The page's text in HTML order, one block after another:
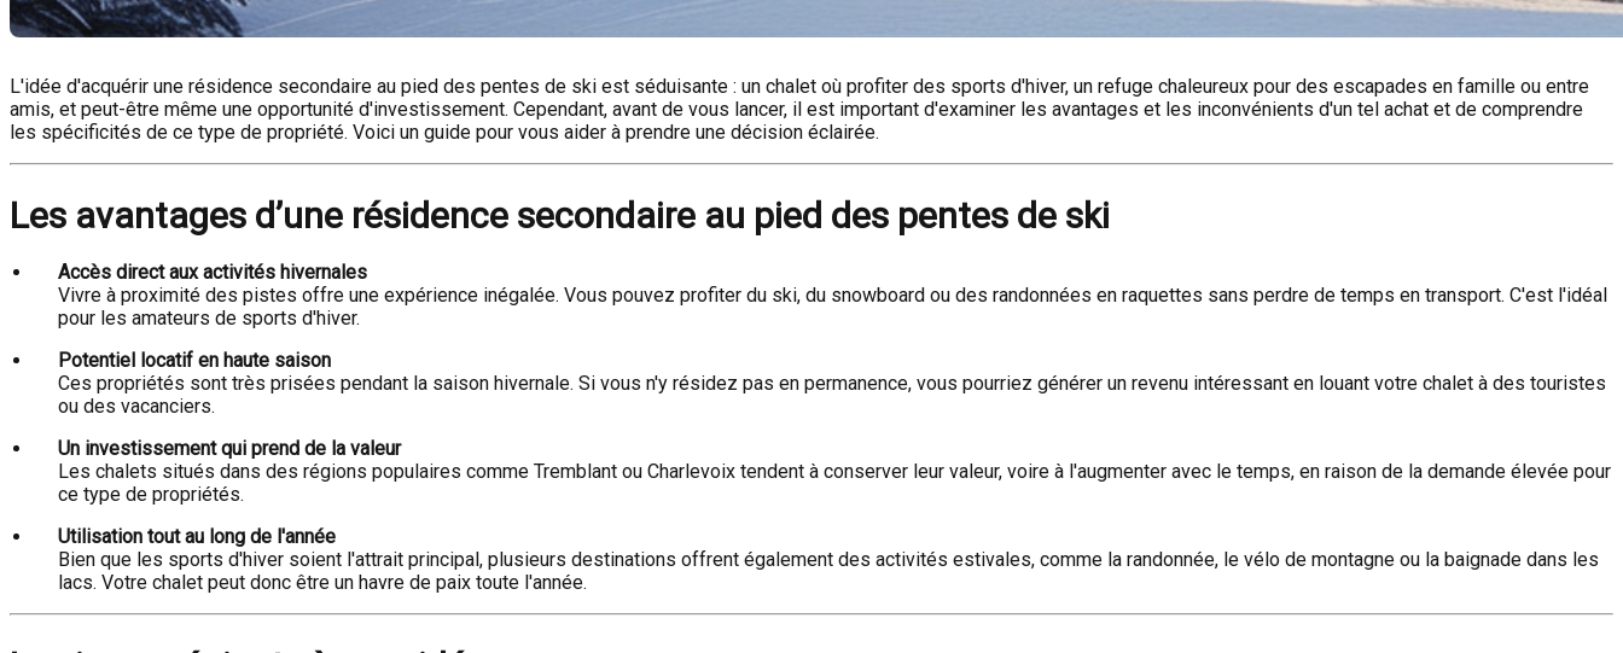
L'idée d'acquérir une résidence secondaire au pied des pentes de ski est séduisante : un chalet où profiter des sports d'hiver, un refuge chaleureux pour des escapades en famille ou entre
amis, et peut-être même une opportunité d'investissement. Cependant, avant de vous lancer, il est important d'examiner les avantages et les inconvénients d'un tel achat et de comprendre
les spécificités de ce type de propriété. Voici un guide pour vous aider à prendre une décision éclairée.
Les avantages d’une résidence secondaire au pied des pentes de ski
Accès direct aux activités hivernales
Vivre à proximité des pistes offre une expérience inégalée. Vous pouvez profiter du ski, du snowboard ou des randonnées en raquettes sans perdre de temps en transport. C'est l'idéal
pour les amateurs de sports d'hiver.
Potentiel locatif en haute saison
Ces propriétés sont très prisées pendant la saison hivernale. Si vous n'y résidez pas en permanence, vous pourriez générer un revenu intéressant en louant votre chalet à des touristes
ou des vacanciers.
Un investissement qui prend de la valeur
Les chalets situés dans des régions populaires comme Tremblant ou Charlevoix tendent à conserver leur valeur, voire à l'augmenter avec le temps, en raison de la demande élevée pour
ce type de propriétés.
Utilisation tout au long de l'année
Bien que les sports d'hiver soient l'attrait principal, plusieurs destinations offrent également des activités estivales, comme la randonnée, le vélo de montagne ou la baignade dans les
lacs. Votre chalet peut donc être un havre de paix toute l'année.